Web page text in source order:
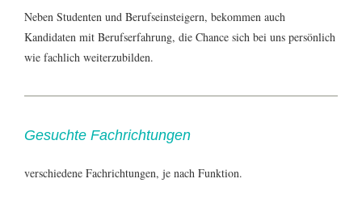
Neben Studenten und Berufseinsteigern, bekommen auch
Kandidaten mit Berufserfahrung, die Chance sich bei uns persönlich
wie fachlich weiterzubilden.
Gesuchte Fachrichtungen
verschiedene Fachrichtungen, je nach Funktion.